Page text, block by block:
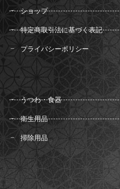
ショップ
特定商取引法に基づく表記
プライバシーポリシー
うつわ・食器
衛生用品
掃除用品